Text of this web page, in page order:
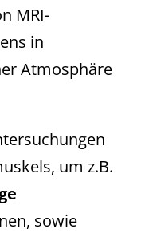
MRI-
in
Atmosphäre
um z.B.
sowie